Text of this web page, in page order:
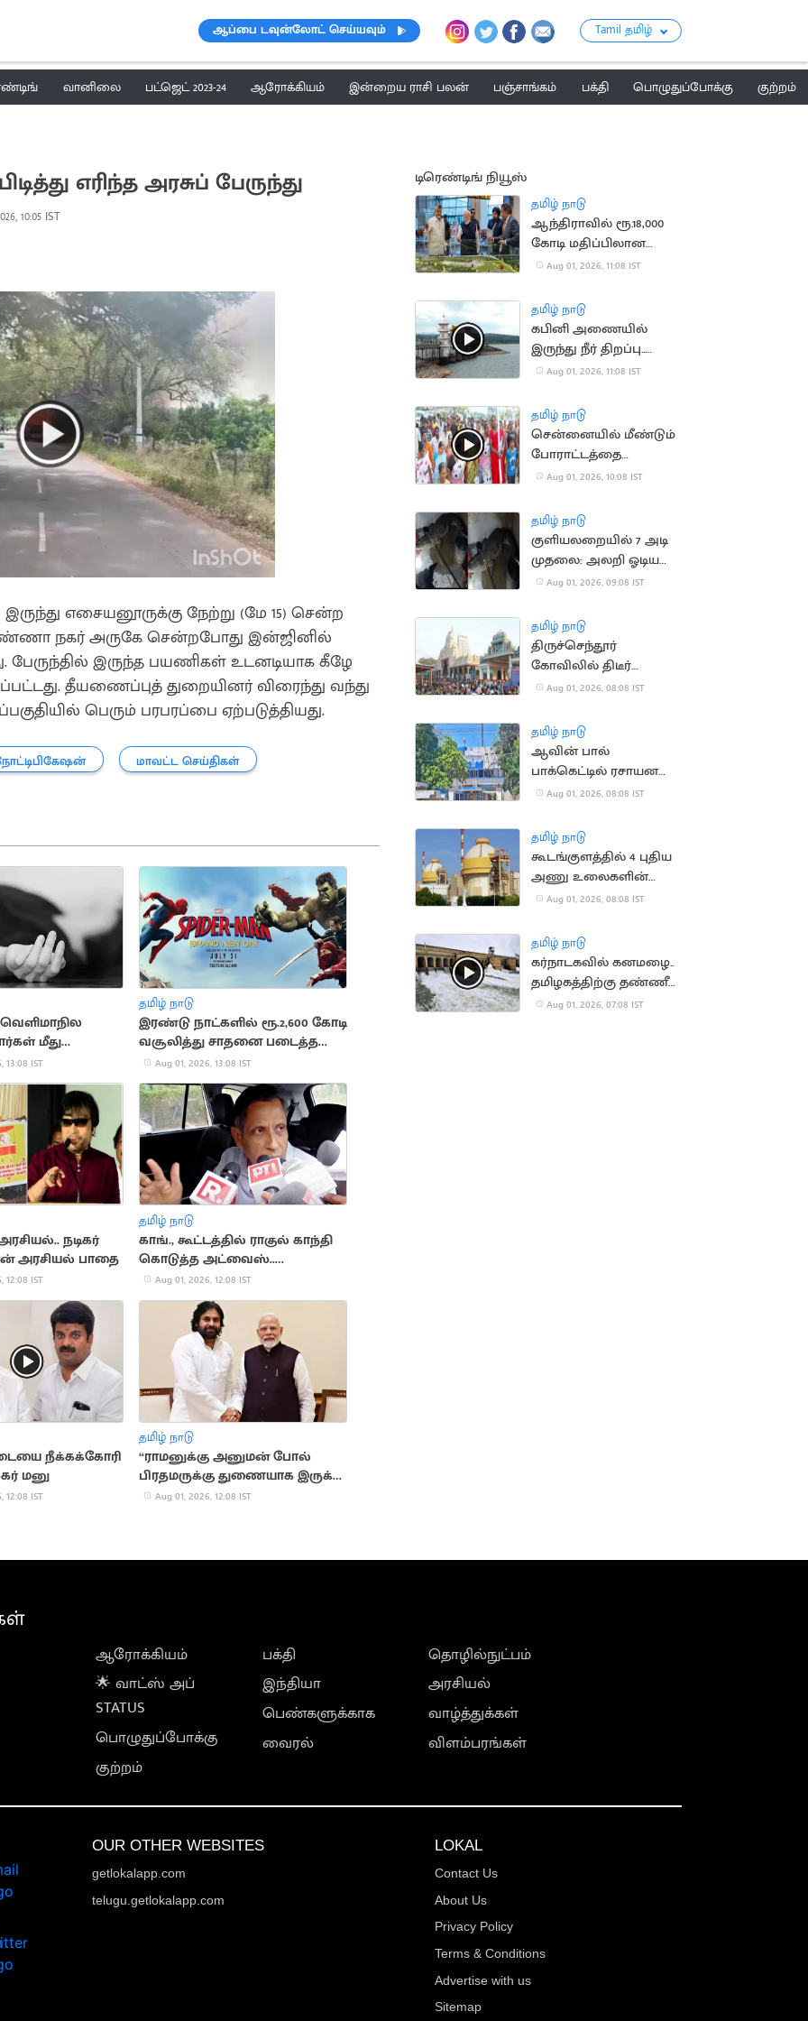
ஆப்பை டவுன்லோட் செய்யவும் Tamil தமிழ்
வானிலை பட்ஜெட் 2023-24 ஆரோக்கியம் இன்றைய ராசி பலன் பஞ்சாங்கம் பக்தி பொழுதுப்போக்கு
குற்றம்
எரிந்த அரசுப் பேருந்து
10:05 IST
எசையனூருக்கு நேற்று (மே 15) சென்ற
அண்ணா நகர் அருகே சென்றபோது இன்ஜினில்
பேருந்தில் இருந்த பயணிகள் உடனடியாக கீழே
தீயணைப்புத் துறையினர் விரைந்து வந்து
பெரும் பரபரப்பை ஏற்படுத்தியது.
மாவட்ட செய்திகள்
மீது
இருவர் பலி
13:08 IST
தமிழ் நாடு
இரண்டு நாட்களில் ரூ.2,600 கோடி
வசூலித்து சாதனை படைத்த
“ஸ்பைடர்மேன்”
Aug 01, 2026, 13:08 IST
நடிகர்
அரசியல் பாதை
12:08 IST
தமிழ் நாடு
காங்., கூட்டத்தில் ராகுல் காந்தி
கொடுத்த அட்வைஸ்..
எம்.பி.பிரவீன் சக்கரவர்த்தி
விளக்கம்
Aug 01, 2026, 12:08 IST
நீக்கக்கோரி
மனு
12:08 IST
தமிழ் நாடு
“ராமனுக்கு அனுமன் போல்
பிரதமருக்கு துணையாக இருக்க
வேண்டும்”.. பவன் கல்யாண்
Aug 01, 2026, 12:08 IST
டிரெண்டிங் நியூஸ்
தமிழ் நாடு
ஆந்திராவில் ரூ.18,000
கோடி மதிப்பிலான
திட்டங்களுக்கு அடிக்கல்
Aug 01, 2026, 11:08 IST
தமிழ் நாடு
கபினி அணையில்
இருந்து நீர் திறப்பு..
தமிழ்நாட்டிற்கு தண்ணீர்
Aug 01, 2026, 11:08 IST
தமிழ் நாடு
சென்னையில் மீண்டும்
போராட்டத்தை
தொடங்கிய தூய்மை
Aug 01, 2026, 10:08 IST
தமிழ் நாடு
குளியலறையில் 7 அடி
முதலை: அலறி ஓடிய
குடும்பத்தினர்
Aug 01, 2026, 09:08 IST
தமிழ் நாடு
திருச்செந்தூர்
கோவிலில் திடீர்
நேரக்கட்டுப்பாடு..
Aug 01, 2026, 08:08 IST
தமிழ் நாடு
ஆவின் பால்
பாக்கெட்டில் ரசாயன
நெடி.. பொதுமக்கள்
Aug 01, 2026, 08:08 IST
தமிழ் நாடு
கூடங்குளத்தில் 4 புதிய
அணு உலைகளின்
திட்டச் செலவு 55
Aug 01, 2026, 08:08 IST
தமிழ் நாடு
கர்நாடகவில் கனமழை..
தமிழகத்திற்கு தண்ணீர்
திறக்க வாய்ப்பு
Aug 01, 2026, 07:08 IST
ஆரோக்கியம்
🌟 வாட்ஸ் அப்
STATUS
பொழுதுப்போக்கு
குற்றம்
பக்தி
இந்தியா
பெண்களுக்காக
வைரல்
தொழில்நுட்பம்
அரசியல்
வாழ்த்துக்கள்
விளம்பரங்கள்
OUR OTHER WEBSITES
getlokalapp.com
telugu.getlokalapp.com
LOKAL
Contact Us
About Us
Privacy Policy
Terms & Conditions
Advertise with us
Sitemap